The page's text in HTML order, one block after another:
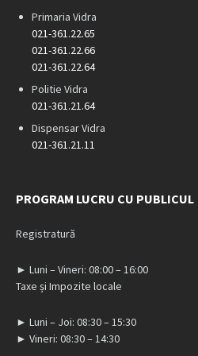
Primaria Vidra
021-361.22.65
021-361.22.66
021-361.22.64
Politie Vidra
021-361.21.64
Dispensar Vidra
021-361.21.11
PROGRAM LUCRU CU PUBLICUL
Registratură
► Luni – Vineri: 08:00 – 16:00
Taxe și Impozite locale
► Luni – Joi: 08:30 – 15:30
► Vineri: 08:30 – 14:30